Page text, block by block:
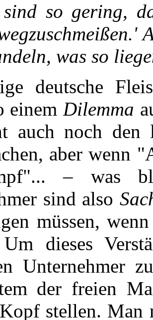
so gering,
was so
deutsche
einemDilemma
auch noch den
aber wenn
– was
sind also
müssen,
dieses
Unternehmer
der freien
stellen. Man